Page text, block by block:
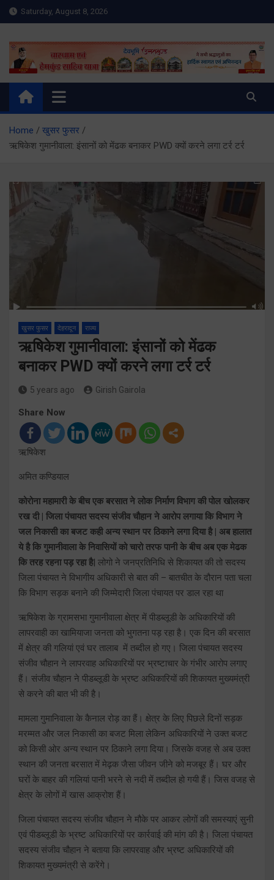
Skip
to
Saturday, August 8, 2026
Meru Raibar | Uttarakhand
News | Uttarkashi News
meruraibar.com
Home
खुसर फुसर
ऋषिकेश गुमानीवाला: इंसानों को मेंढक बनाकर PWD क्यों करने लगा टर्र टर्र
खुसर फुसर देहरादून राज्य
ऋषिकेश गुमानीवाला: इंसानों को मेंढक
बनाकर PWD क्यों करने लगा टर्र टर्र
5 years ago Girish Gairola
Share Now
ऋषिकेश
अमित कण्डियाल
कोरोना महामारी के बीच एक बरसात ने लोक निर्माण विभाग की पोल खोलकर
रख दी | जिला पंचायत सदस्य संजीव चौहान ने आरोप लगाया कि विभाग ने
जल निकासी का बजट कही अन्य स्थान पर ठिकाने लगा दिया है | अब हालात
ये है कि गुमानीवाला के निवासियों को चारो तरफ पानी के बीच अब एक मेढक
कि तरह रहना पड़ रहा है| लोगो ने जनप्रतिनिधि से शिकायत की तो सदस्य
जिला पंचायत ने विभागीय अधिकारी से बात की – बातचीत के दौरान पता चला
कि विभाग सड़क बनाने की जिम्मेदारी जिला पंचायत पर डाल रहा था
ऋषिकेश के ग्रामसभा गुमानीवाला क्षेत्र में पीडब्लूडी के अधिकारियों की
लापरवाही का खामियाजा जनता को भुगतना पड़ रहा है। एक दिन की बरसात
में क्षेत्र की गलियां एवं घर तालाब में तब्दील हो गए। जिला पंचायत सदस्य
संजीव चौहान ने लापरवाह अधिकारियों पर भ्रष्टाचार के गंभीर आरोप लगाए
हैं। संजीव चौहान ने पीडब्लूडी के भ्रष्ट अधिकारियों की शिकायत मुख्यमंत्री
से करने की बात भी की है।
मामला गुमानिवाला के कैनाल रोड़ का हैं। क्षेत्र के लिए पिछले दिनों सड़क
मरम्मत और जल निकासी का बजट मिला लेकिन अधिकारियों ने उक्त बजट
को किसी ओर अन्य स्थान पर ठिकाने लगा दिया। जिसके वजह से अब उक्त
स्थान की जनता बरसात में मेढ़क जैसा जीवन जीने को मजबूर हैं। घर और
घरों के बाहर की गलियां पानी भरने से नदी में तब्दील हो गयी हैं। जिस वजह से
क्षेत्र के लोगों में खास आक्रोश हैं।
जिला पंचायत सदस्य संजीव चौहान ने मौके पर आकर लोगों की समस्याएं सुनी
एवं पीडब्लूडी के भ्रष्ट अधिकारियों पर कार्रवाई की मांग की है। जिला पंचायत
सदस्य संजीव चौहान ने बताया कि लापरवाह और भ्रष्ट अधिकारियों की
शिकायत मुख्यमंत्री से करेंगे।